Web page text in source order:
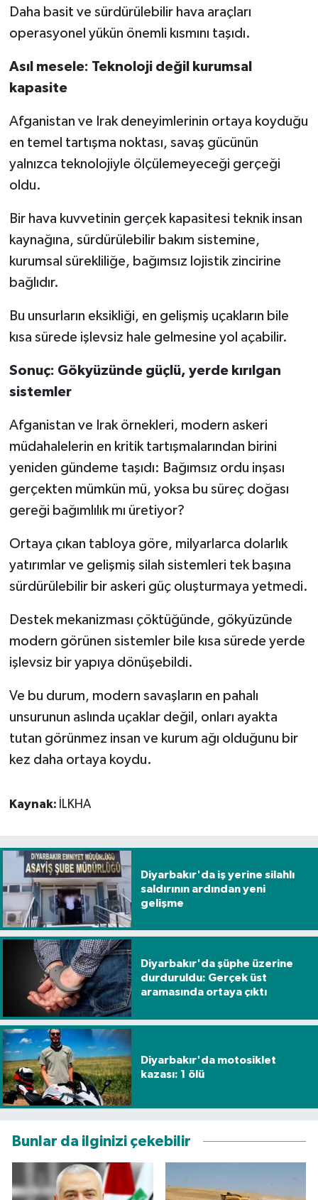
Daha basit ve sürdürülebilir hava araçları
operasyonel yükün önemli kısmını taşıdı.
Asıl mesele: Teknoloji değil kurumsal
kapasite
Afganistan ve Irak deneyimlerinin ortaya koyduğu
en temel tartışma noktası, savaş gücünün
yalnızca teknolojiyle ölçülemeyeceği gerçeği
oldu.
Bir hava kuvvetinin gerçek kapasitesi teknik insan
kaynağına, sürdürülebilir bakım sistemine,
kurumsal sürekliliğe, bağımsız lojistik zincirine
bağlıdır.
Bu unsurların eksikliği, en gelişmiş uçakların bile
kısa sürede işlevsiz hale gelmesine yol açabilir.
Sonuç: Gökyüzünde güçlü, yerde kırılgan
sistemler
Afganistan ve Irak örnekleri, modern askeri
müdahalelerin en kritik tartışmalarından birini
yeniden gündeme taşıdı: Bağımsız ordu inşası
gerçekten mümkün mü, yoksa bu süreç doğası
gereği bağımlılık mı üretiyor?
Ortaya çıkan tabloya göre, milyarlarca dolarlık
yatırımlar ve gelişmiş silah sistemleri tek başına
sürdürülebilir bir askeri güç oluşturmaya yetmedi.
Destek mekanizması çöktüğünde, gökyüzünde
modern görünen sistemler bile kısa sürede yerde
işlevsiz bir yapıya dönüşebildi.
Ve bu durum, modern savaşların en pahalı
unsurunun aslında uçaklar değil, onları ayakta
tutan görünmez insan ve kurum ağı olduğunu bir
kez daha ortaya koydu.
Kaynak: İLKHA
Diyarbakır'da iş yerine silahlı
saldırının ardından yeni
gelişme
Diyarbakır'da şüphe üzerine
durduruldu: Gerçek üst
aramasında ortaya çıktı
Diyarbakır'da motosiklet
kazası: 1 ölü
Bunlar da ilginizi çekebilir